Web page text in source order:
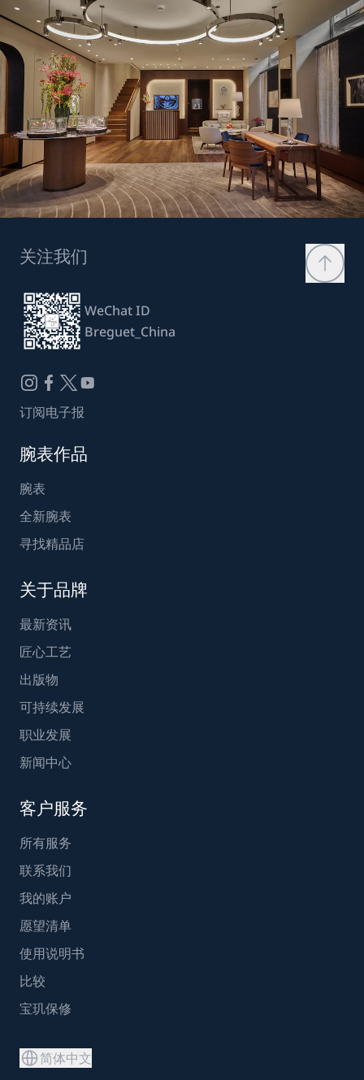
关注我们
WeChat ID
Breguet_China
订阅电子报
腕表作品
腕表
全新腕表
寻找精品店
关于品牌
最新资讯
匠心工艺
出版物
可持续发展
职业发展
新闻中心
客户服务
所有服务
联系我们
我的账户
愿望清单
使用说明书
比较
宝玑保修
简体中文